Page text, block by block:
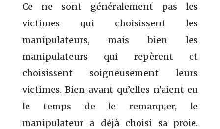
Ce ne sont généralement pas les
victimes qui choisissent les
manipulateurs, mais bien les
manipulateurs qui repèrent et
choisissent soigneusement leurs
victimes. Bien avant qu’elles n’aient eu
le temps de le remarquer, le
manipulateur a déjà choisi sa proie.